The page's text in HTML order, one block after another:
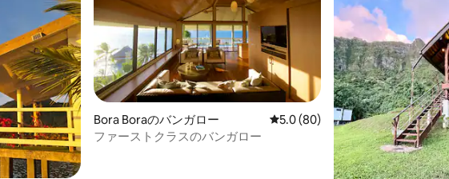
Bora Boraのバンガロー レビュー80件、5つ星中5.0つ星
5.0 (80)
ファーストクラスのバンガロー